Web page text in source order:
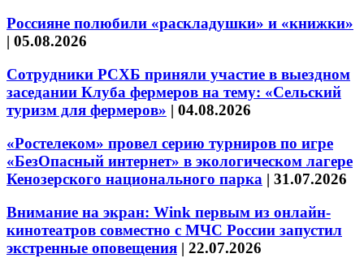
Россияне полюбили «раскладушки» и «книжки»
| 05.08.2026
Сотрудники РСХБ приняли участие в выездном
заседании Клуба фермеров на тему: «Сельский
туризм для фермеров» | 04.08.2026
«Ростелеком» провел серию турниров по игре
«БезОпасный интернет» в экологическом лагере
Кенозерского национального парка | 31.07.2026
Внимание на экран: Wink первым из онлайн-
кинотеатров совместно с МЧС России запустил
экстренные оповещения | 22.07.2026